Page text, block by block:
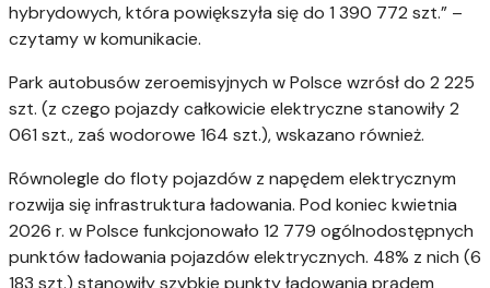
hybrydowych, która powiększyła się do 1 390 772 szt.” –
czytamy w komunikacie.
Park autobusów zeroemisyjnych w Polsce wzrósł do 2 225
szt. (z czego pojazdy całkowicie elektryczne stanowiły 2
061 szt., zaś wodorowe 164 szt.), wskazano również.
Równolegle do floty pojazdów z napędem elektrycznym
rozwija się infrastruktura ładowania. Pod koniec kwietnia
2026 r. w Polsce funkcjonowało 12 779 ogólnodostępnych
punktów ładowania pojazdów elektrycznych. 48% z nich (6